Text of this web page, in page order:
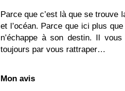
Parce que c’est là que se trouve
et l’océan. Parce que ici plus
n’échappe à son destin. Il
toujours par vous rattraper…
Mon avis